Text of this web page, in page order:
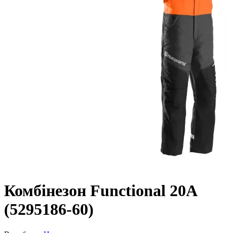
Комбінезон Functional 20A
(5295186-60)